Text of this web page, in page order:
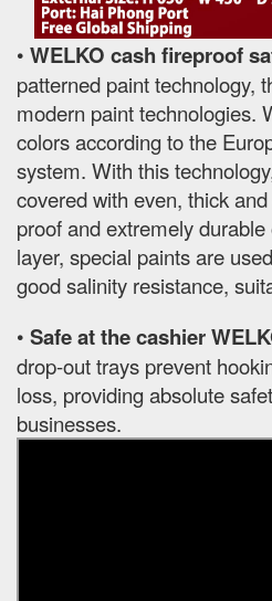
• WELKO cash fireproof
patterned paint technology,
modern paint technologies.
colors according to the
system. With this
covered with even, thick
proof and extremely
layer, special paints are
good salinity resistance,
• Safe at the cashier
drop-out trays prevent
loss, providing absolute
businesses.